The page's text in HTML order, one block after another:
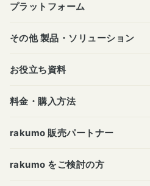
プラットフォーム
その他 製品・ソリューション
お役立ち資料
料金・購入方法
rakumo 販売パートナー
rakumo をご検討の方